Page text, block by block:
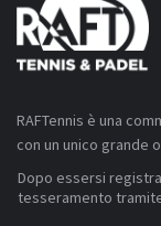
RAFTennis è una
con un unico grande
Dopo essersi
tesseramento